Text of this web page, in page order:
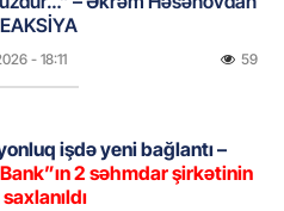
- 18:11 59
işdə yeni bağlantı –
2 səhmdar şirkətinin